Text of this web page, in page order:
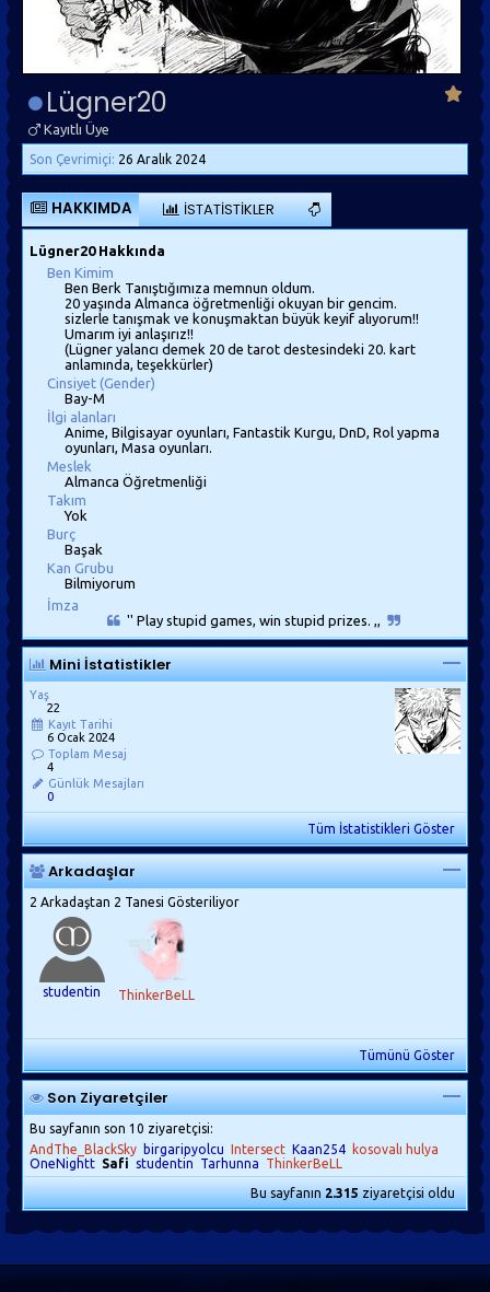
Lügner20
Kayıtlı Üye
Son Çevrimiçi: 26 Aralık 2024
HAKKIMDA İSTATISTIKLER
Lügner20 Hakkında
Ben Kimim
Ben Berk Tanıştığımıza memnun oldum.
20 yaşında Almanca öğretmenliği okuyan bir gencim.
sizlerle tanışmak ve konuşmaktan büyük keyif alıyorum!!
Umarım iyi anlaşırız!!
(Lügner yalancı demek 20 de tarot destesindeki 20. kart
anlamında, teşekkürler)
Cinsiyet (Gender)
Bay-M
İlgi alanları
Anime, Bilgisayar oyunları, Fantastik Kurgu, DnD, Rol yapma
oyunları, Masa oyunları.
Meslek
Almanca Öğretmenliği
Takım
Yok
Burç
Başak
Kan Grubu
Bilmiyorum
İmza
'' Play stupid games, win stupid prizes. ,,
Mini İstatistikler
Yaş
22
Kayıt Tarihi
6 Ocak 2024
Toplam Mesaj
4
Günlük Mesajları
0
Tüm İstatistikleri Göster
Arkadaşlar
2 Arkadaştan 2 Tanesi Gösteriliyor
studentin ThinkerBeLL
Tümünü Göster
Son Ziyaretçiler
Bu sayfanın son 10 ziyaretçisi:
AndThe_BlackSky
birgaripyolcu Intersect Kaan254
kosovalı hulya
OneNightt Safi studentin Tarhunna ThinkerBeLL
Bu sayfanın2.315ziyaretçisi oldu